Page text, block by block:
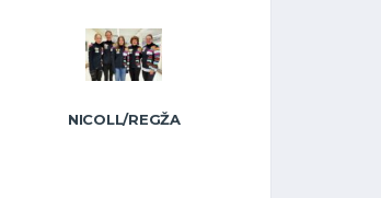
NICOLL/REGŽA